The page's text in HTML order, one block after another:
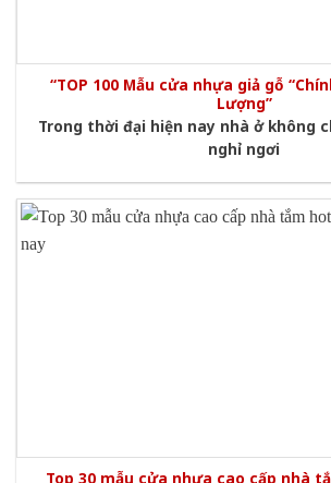
“TOP 100 Mẫu cửa nhựa giả gỗ
Lượng”
Trong thời đại hiện nay nhà ở không
nghỉ ngơi
Top 30 mẫu cửa nhựa cao cấp nhà